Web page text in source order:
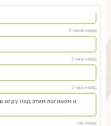
5 часов назад
3 часа назад
2 часа назад
игру под этим логином и
час назад